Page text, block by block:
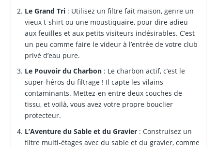
Le Grand Tri: Utilisez un filtre fait maison, genre un
vieux t-shirt ou une moustiquaire, pour dire adieu
aux feuilles et aux petits visiteurs indésirables. C’est
un peu comme faire le videur à l’entrée de votre club
privé d’eau pure.
Le Pouvoir du Charbon: Le charbon actif, c’est le
super-héros du filtrage ! Il capte les vilains
contaminants. Mettez-en entre deux couches de
tissu, et voilà, vous avez votre propre bouclier
protecteur.
L’Aventure du Sable et du Gravier: Construisez un
filtre multi-étages avec du sable et du gravier, comme